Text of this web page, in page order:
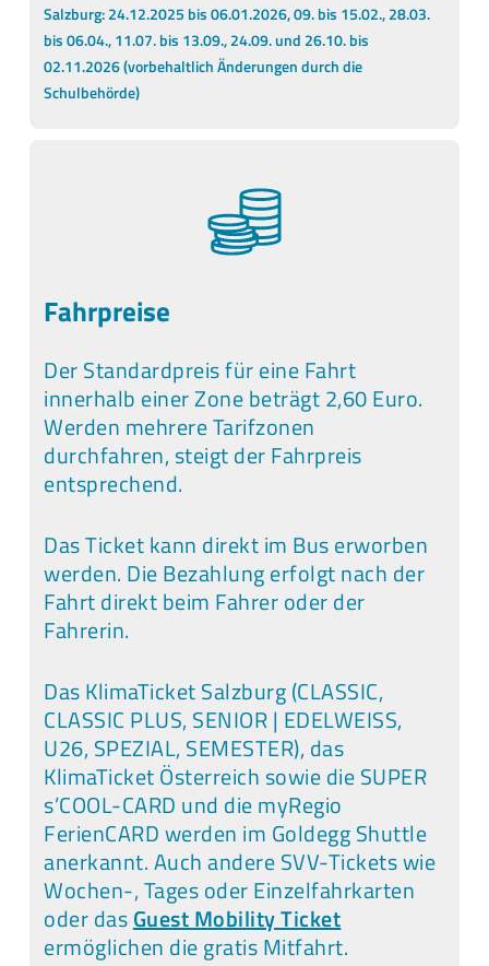
Salzburg: 24.12.2025 bis 06.01.2026, 09. bis 15.02., 28.03.
bis 06.04., 11.07. bis 13.09., 24.09. und 26.10. bis
02.11.2026 (vorbehaltlich Änderungen durch die
Schulbehörde)
Fahrpreise
Der Standardpreis für eine Fahrt
innerhalb einer Zone beträgt 2,60 Euro.
Werden mehrere Tarifzonen
durchfahren, steigt der Fahrpreis
entsprechend.
Das Ticket kann direkt im Bus erworben
werden. Die Bezahlung erfolgt nach der
Fahrt direkt beim Fahrer oder der
Fahrerin.
Das KlimaTicket Salzburg (CLASSIC,
CLASSIC PLUS, SENIOR | EDELWEISS,
U26, SPEZIAL, SEMESTER), das
KlimaTicket Österreich sowie die SUPER
s’COOL-CARD und die myRegio
FerienCARD werden im Goldegg Shuttle
anerkannt. Auch andere SVV-Tickets wie
Wochen-, Tages oder Einzelfahrkarten
oder dasGuest Mobility Ticket
ermöglichen die gratis Mitfahrt.